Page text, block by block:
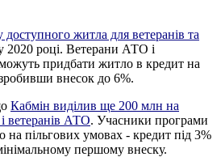
доступного житла для ветеранів та
2020 році. Ветерани АТО і
придбати житло в кредит на
внесок до 6%.
Кабмін виділив ще 200 млн на
ветеранів АТО. Учасники програми
пільгових умовах - кредит під 3%
першому внеску.